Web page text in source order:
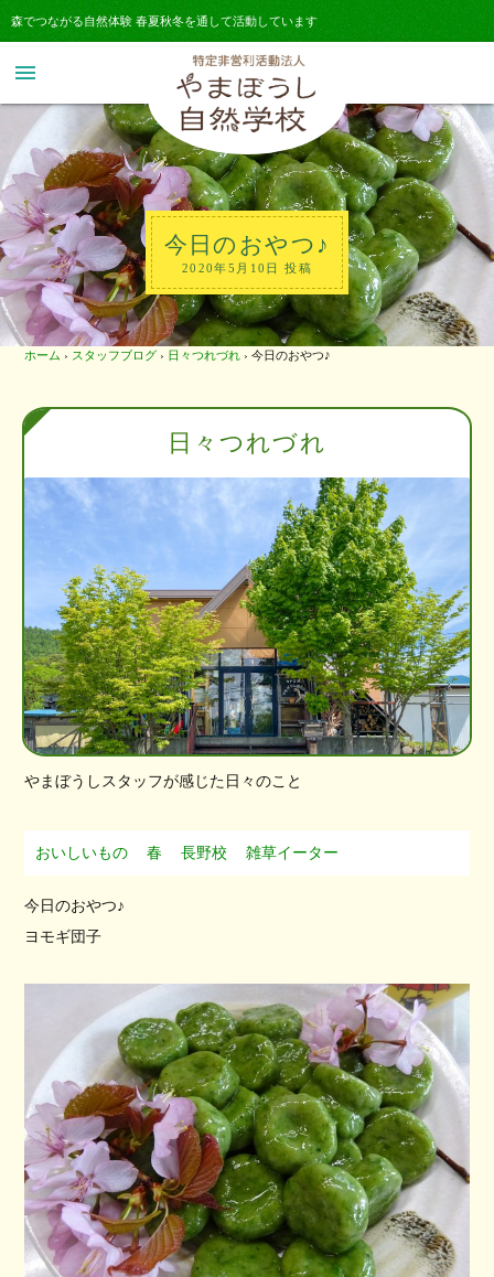
森でつながる自然体験 春夏秋冬を通して活動しています
menu
今日のおやつ♪
2020年5月10日 投稿
ホーム › スタッフブログ › 日々つれづれ › 今日のおやつ♪
日々つれづれ
やまぼうしスタッフが感じた日々のこと
おいしいもの 春 長野校 雑草イーター
今日のおやつ♪
ヨモギ団子